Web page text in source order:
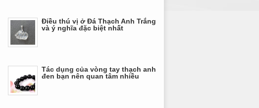
Điều thú vị ở Đá Thạch Anh Trắng
và ý nghĩa đặc biệt nhất
Tác dụng của vòng tay thạch anh
đen bạn nên quan tâm nhiều